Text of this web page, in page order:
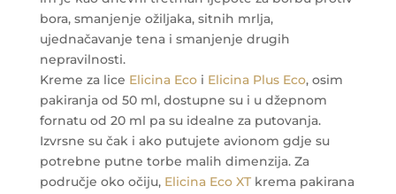
bora, smanjenje ožiljaka, sitnih mrlja,
ujednačavanje tena i smanjenje drugih
nepravilnosti.
Kreme za lice Elicina Ecoi Elicina Plus Eco, osim
pakiranja od 50 ml, dostupne su i u džepnom
fornatu od 20 ml pa su idealne za putovanja.
Izvrsne su čak i ako putujete avionom gdje su
potrebne putne torbe malih dimenzija. Za
područje oko očiju, Elicina Eco XTkrema pakirana